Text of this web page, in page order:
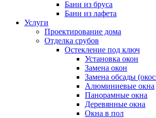
Бани из бруса
Бани из лафета
Услуги
Проектирование дома
Отделка срубов
Остекление под ключ
Установка окон
Замена окон
Замена обсады
Алюминиевые окна
Панорамные окна
Деревянные окна
Окна в пол